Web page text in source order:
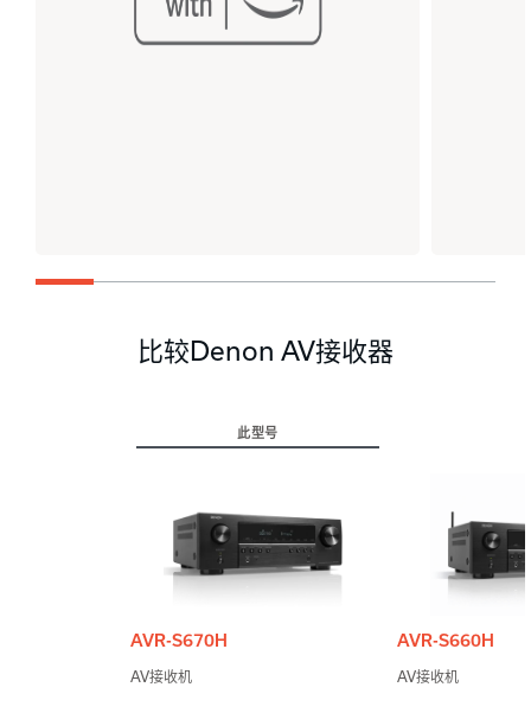
比较Denon AV接收器
此型号
AVR-S670H
AV接收机
AVR-S660H
AV接收机